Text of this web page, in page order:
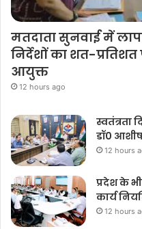
मतदाता सुनवाई में
निर्देशों का शत-
आयुक्त
12 hours ago
स्वतंत्रता
डॉ0
12 hours
प्रदेश के
कार्य
12 hours